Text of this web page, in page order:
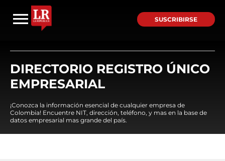
SUSCRIBIRSE
DIRECTORIO REGISTRO ÚNICO
EMPRESARIAL
¡Conozca la información esencial de cualquier empresa de
Colombia! Encuentre NIT, dirección, teléfono, y mas en la base de
datos empresarial mas grande del país.